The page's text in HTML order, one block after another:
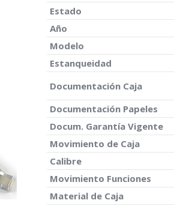
Estado
Año
Modelo
Estanqueidad
Documentación Caja
Documentación Papeles
Docum. Garantía Vigente
Movimiento de Caja
Calibre
Movimiento Funciones
Material de Caja